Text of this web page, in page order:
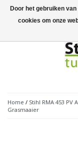
Toggle
navigation
Home / Stihl RMA 453 PV
Grasmaaier
Door het gebruiken
cookies om onze